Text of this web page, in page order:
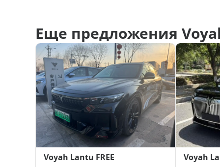
Еще предложения
Voyah Lantu FREE Voyah